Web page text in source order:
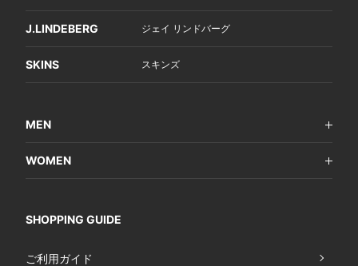
J.LINDEBERG ジェイ リンドバーグ
SKINS スキンズ
MEN
WOMEN
SHOPPING GUIDE
ご利用ガイド